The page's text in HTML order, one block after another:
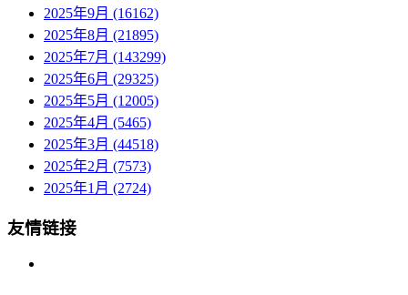
2025年9月 (16162)
2025年8月 (21895)
2025年7月 (143299)
2025年6月 (29325)
2025年5月 (12005)
2025年4月 (5465)
2025年3月 (44518)
2025年2月 (7573)
2025年1月 (2724)
友情链接